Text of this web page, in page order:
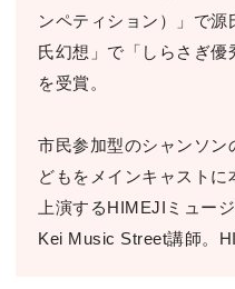
ンペティション）」で
氏幻想」で「しらさぎ優
を受賞。
市民参加型のシャンソ
どもをメインキャスト
上演するHIMEJIミュー
Kei Music Street講師。